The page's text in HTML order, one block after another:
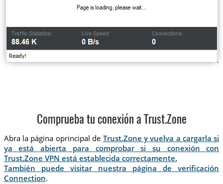
Comprueba tu conexión a Trust.Zone
Abra la página oprincipal de Trust.Zone y vuelva a cargarla si
ya está abierta para comprobar si su conexión con
Trust.Zone VPN está establecida correctamente.
También puede visitar nuestra página de verificación
Connection.